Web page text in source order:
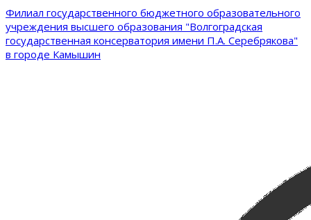
Филиал государственного бюджетного образовательного
учреждения высшего образования "Волгоградская
государственная консерватория имени П.А. Серебрякова"
в городе Камышин